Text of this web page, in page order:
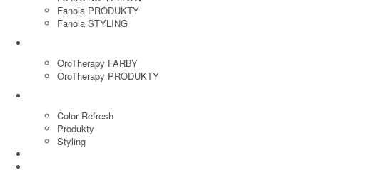
Fanola PRODUKTY
Fanola STYLING
OroTherapy FARBY
OroTherapy PRODUKTY
Color Refresh
Produkty
Styling